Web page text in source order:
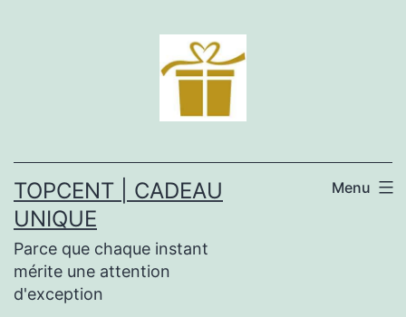
TOPCENT | CADEAU
UNIQUE
Parce que chaque instant
mérite une attention
d'exception
Menu